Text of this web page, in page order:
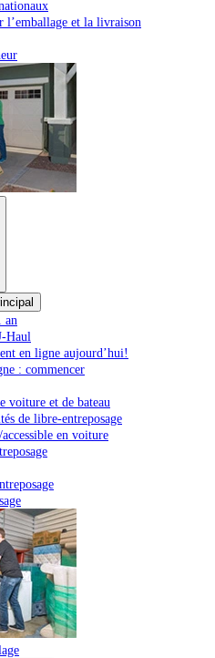
l’emballage et la livraison
an
Haul
en ligne aujourd’hui!
: commencer
voiture et de bateau
de libre-entreposage
en voiture